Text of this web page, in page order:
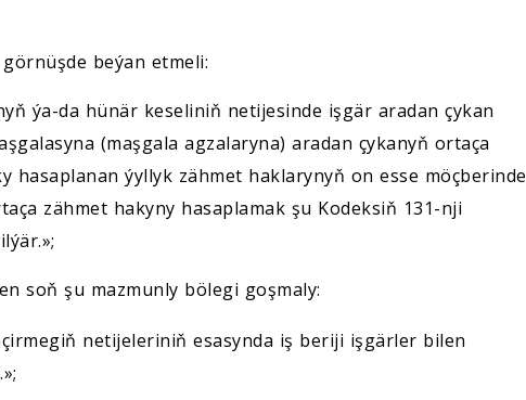
beýan etmeli:
ýa-da hünär keseliniň netijesinde işgär aradan çykan
(maşgala agzalaryna) aradan çykanyň ortaça
hasaplanan ýyllyk zähmet haklarynyň on esse möçberinde
zähmet hakyny hasaplamak şu Kodeksiň 131-nji
soň şu mazmunly bölegi goşmaly:
netijeleriniň esasynda iş beriji işgärler bilen